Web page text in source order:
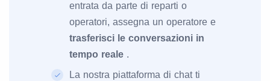
entrata da parte di reparti o
operatori, assegna un operatore e
trasferisci le conversazioni in
tempo reale .
La nostra piattaforma di chat ti